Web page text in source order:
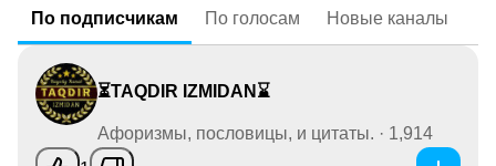
По подписчикам По голосам Новые каналы
⏳TAQDIR IZMIDAN⌛️
Афоризмы, пословицы, и цитаты. · 1,914